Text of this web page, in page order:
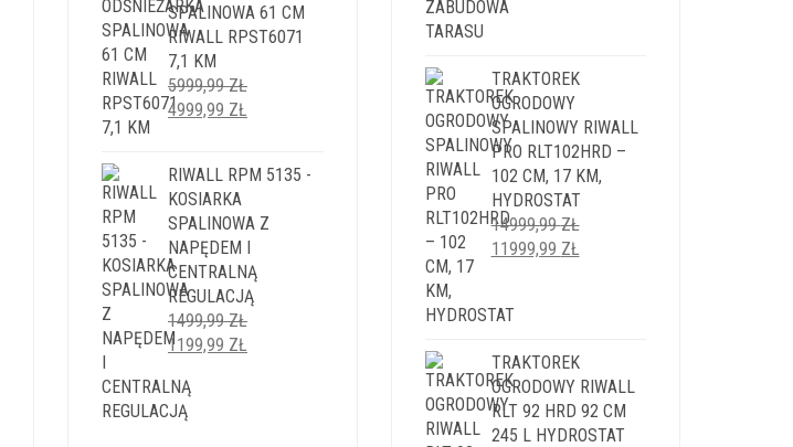
2499,99 ZŁ.1999,99 ZŁ.
SPALINOWA 61 CM
RIWALL RPST6071
7,1 KM
5999,99ZŁ
PIERWOTNA
5999,99 ZŁ.
4999,99 ZŁ
4999,99 ZŁ.
RIWALL RPM 5135 -
KOSIARKA
SPALINOWA Z
NAPĘDEM I
CENTRALNĄ
REGULACJĄ
1499,99ZŁ
PIERWOTNA
WYNOSIŁA:
1499,99 ZŁ.
1199,99 ZŁ
TRAKTOREK
OGRODOWY
SPALINOWY RIWALL
PRO RLT102HRD –
102 CM, 17 KM,
HYDROSTAT
14999,99ZŁ
PIERWOTNA
14999,99 ZŁ.
11999,99 ZŁ
TRAKTOREK
OGRODOWY RIWALL
RLT 92 HRD 92 CM
245 L HYDROSTAT